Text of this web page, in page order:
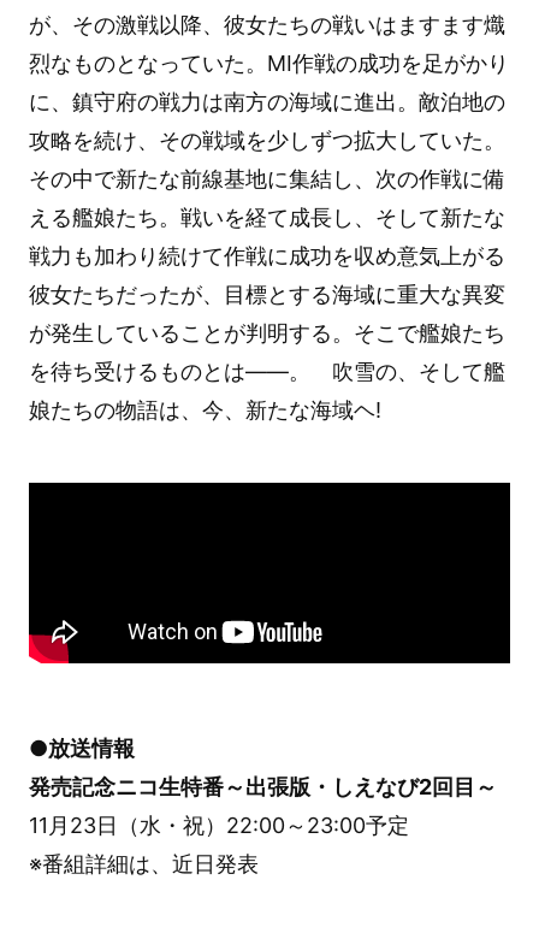
が、その激戦以降、彼女たちの戦いはますます熾
烈なものとなっていた。MI作戦の成功を足がかり
に、鎮守府の戦力は南方の海域に進出。敵泊地の
攻略を続け、その戦域を少しずつ拡大していた。
その中で新たな前線基地に集結し、次の作戦に備
える艦娘たち。戦いを経て成長し、そして新たな
戦力も加わり続けて作戦に成功を収め意気上がる
彼女たちだったが、目標とする海域に重大な異変
が発生していることが判明する。そこで艦娘たち
を待ち受けるものとは――。 吹雪の、そして艦
娘たちの物語は、今、新たな海域ヘ!
●放送情報
発売記念ニコ生特番～出張版・しえなび2回目～
11月23日（水・祝）22:00～23:00予定
※番組詳細は、近日発表